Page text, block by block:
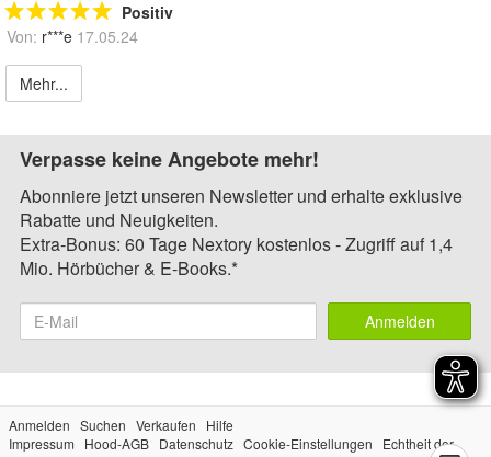
Positiv
Von: r***e 17.05.24
Mehr...
Verpasse keine Angebote mehr!
Abonniere jetzt unseren Newsletter und erhalte exklusive
Rabatte und Neuigkeiten.
Extra-Bonus: 60 Tage Nextory kostenlos - Zugriff auf 1,4
Mio. Hörbücher & E-Books.*
Anmelden
Anmelden Suchen Verkaufen
Hilfe
Impressum
Hood-AGB Datenschutz Cookie-Einstellungen
Echtheit der